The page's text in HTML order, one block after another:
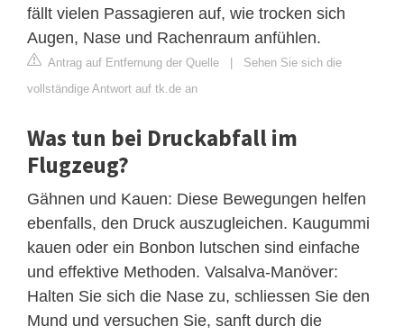
fällt vielen Passagieren auf, wie trocken sich
Augen, Nase und Rachenraum anfühlen.
Antrag auf Entfernung der Quelle
Sehen Sie sich die
vollständige Antwort auf tk.de an
Was tun bei Druckabfall im
Flugzeug?
Gähnen und Kauen: Diese Bewegungen helfen
ebenfalls, den Druck auszugleichen. Kaugummi
kauen oder ein Bonbon lutschen sind einfache
und effektive Methoden. Valsalva-Manöver:
Halten Sie sich die Nase zu, schliessen Sie den
Mund und versuchen Sie, sanft durch die